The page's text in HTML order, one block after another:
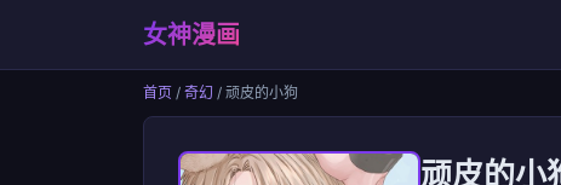
女神漫画
首页 / 奇幻 / 顽皮的小狗
顽皮的小